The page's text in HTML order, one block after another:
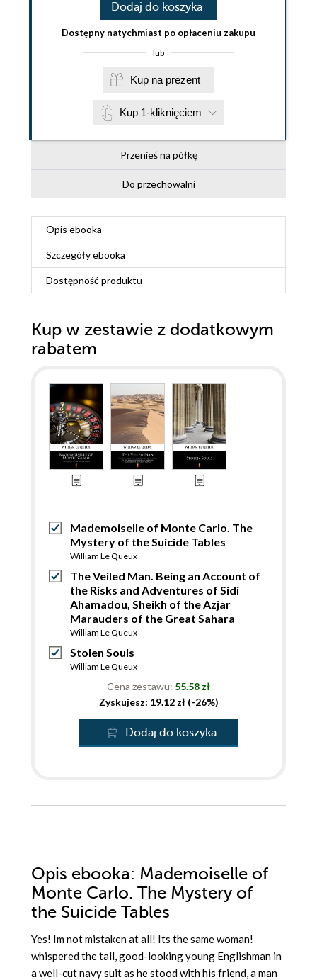
Dodaj do koszyka
Dostępny natychmiast po opłaceniu zakupu
lub
Kup na prezent
Kup 1-kliknięciem
Przenieś na półkę
Do przechowalni
Opis ebooka
Szczegółyebooka
Dostępność produktu
Kup w zestawie z dodatkowym
rabatem
Mademoiselle of Monte Carlo. The
Mystery of the Suicide Tables
William Le Queux
The Veiled Man. Being an Account of
the Risks and Adventures of Sidi
Ahamadou, Sheikh of the Azjar
Marauders of the Great Sahara
William Le Queux
Stolen Souls
William Le Queux
Cena zestawu: 55.58 zł
Zyskujesz: 19.12 zł (-26%)
Dodaj do koszyka
Opis ebooka: Mademoiselle of
Monte Carlo. The Mystery of
the Suicide Tables
Yes! Im not mistaken at all! Its the same woman!
whispered the tall, good-looking young Englishman in
a well-cut navy suit as he stood with his friend, a man